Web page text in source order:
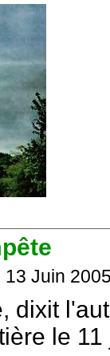
13 Juin
dixit
le